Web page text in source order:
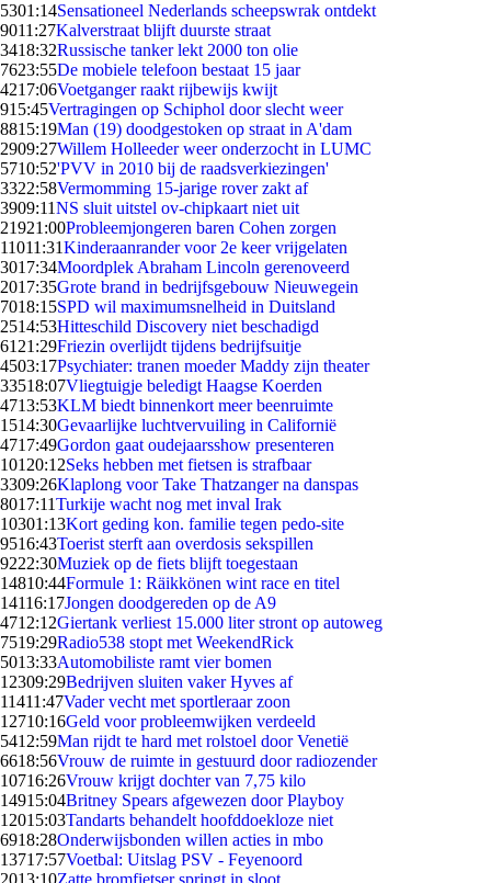
5301:14Sensationeel Nederlands scheepswrak ontdekt
9011:27Kalverstraat blijft duurste straat
3418:32Russische tanker lekt 2000 ton olie
7623:55De mobiele telefoon bestaat 15 jaar
4217:06Voetganger raakt rijbewijs kwijt
915:45Vertragingen op Schiphol door slecht weer
8815:19Man (19) doodgestoken op straat in A'dam
2909:27Willem Holleeder weer onderzocht in LUMC
5710:52'PVV in 2010 bij de raadsverkiezingen'
3322:58Vermomming 15-jarige rover zakt af
3909:11NS sluit uitstel ov-chipkaart niet uit
21921:00Probleemjongeren baren Cohen zorgen
11011:31Kinderaanrander voor 2e keer vrijgelaten
3017:34Moordplek Abraham Lincoln gerenoveerd
2017:35Grote brand in bedrijfsgebouw Nieuwegein
7018:15SPD wil maximumsnelheid in Duitsland
2514:53Hitteschild Discovery niet beschadigd
61 21:29Friezin overlijdt tijdens bedrijfsuitje
4503:17Psychiater: tranen moeder Maddy zijn theater
33518:07Vliegtuigje beledigt Haagse Koerden
4713:53KLM biedt binnenkort meer beenruimte
1514:30Gevaarlijke luchtvervuiling in Californië
4717:49Gordon gaat oudejaarsshow presenteren
101 20:12Seks hebben met fietsen is strafbaar
3309:26Klaplong voor Take Thatzanger na danspas
8017:11Turkije wacht nog met inval Irak
10301:13Kort geding kon. familie tegen pedo-site
9516:43Toerist sterft aan overdosis sekspillen
9222:30Muziek op de fiets blijft toegestaan
14810:44Formule 1: Räikkönen wint race en titel
14116:17Jongen doodgereden op de A9
4712:12Giertank verliest 15.000 liter stront op autoweg
7519:29Radio538 stopt met WeekendRick
5013:33Automobiliste ramt vier bomen
12309:29Bedrijven sluiten vaker Hyves af
11411:47Vader vecht met sportleraar zoon
12710:16Geld voor probleemwijken verdeeld
5412:59Man rijdt te hard met rolstoel door Venetië
6618:56Vrouw de ruimte in gestuurd door radiozender
10716:26Vrouw krijgt dochter van 7,75 kilo
14915:04Britney Spears afgewezen door Playboy
12015:03Tandarts behandelt hoofddoekloze niet
6918:28Onderwijsbonden willen acties in mbo
13717:57Voetbal: Uitslag PSV - Feyenoord
2013:10Zatte bromfietser springt in sloot